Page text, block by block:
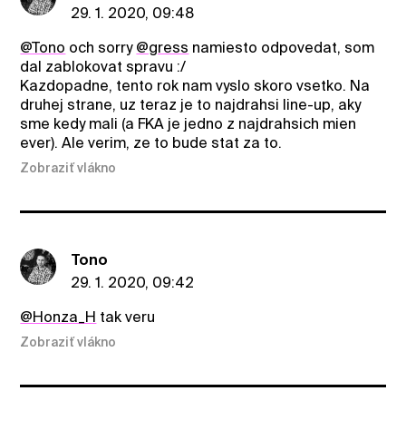
29. 1. 2020, 09:48
@Tono och sorry @gress namiesto odpovedat, som
dal zablokovat spravu :/
Kazdopadne, tento rok nam vyslo skoro vsetko. Na
druhej strane, uz teraz je to najdrahsi line-up, aky
sme kedy mali (a FKA je jedno z najdrahsich mien
ever). Ale verim, ze to bude stat za to.
Zobraziť vlákno
Tono
29. 1. 2020, 09:42
@Honza_H tak veru
Zobraziť vlákno